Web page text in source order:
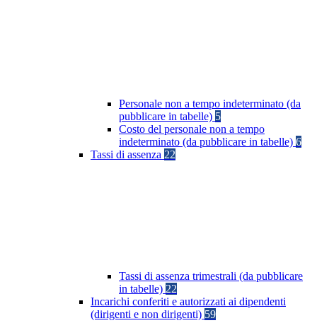
Personale non a tempo indeterminato (da
pubblicare in tabelle) 5
Costo del personale non a tempo
indeterminato (da pubblicare in tabelle) 6
Tassi di assenza 22
Tassi di assenza trimestrali (da pubblicare
in tabelle) 22
Incarichi conferiti e autorizzati ai dipendenti
(dirigenti e non dirigenti) 59